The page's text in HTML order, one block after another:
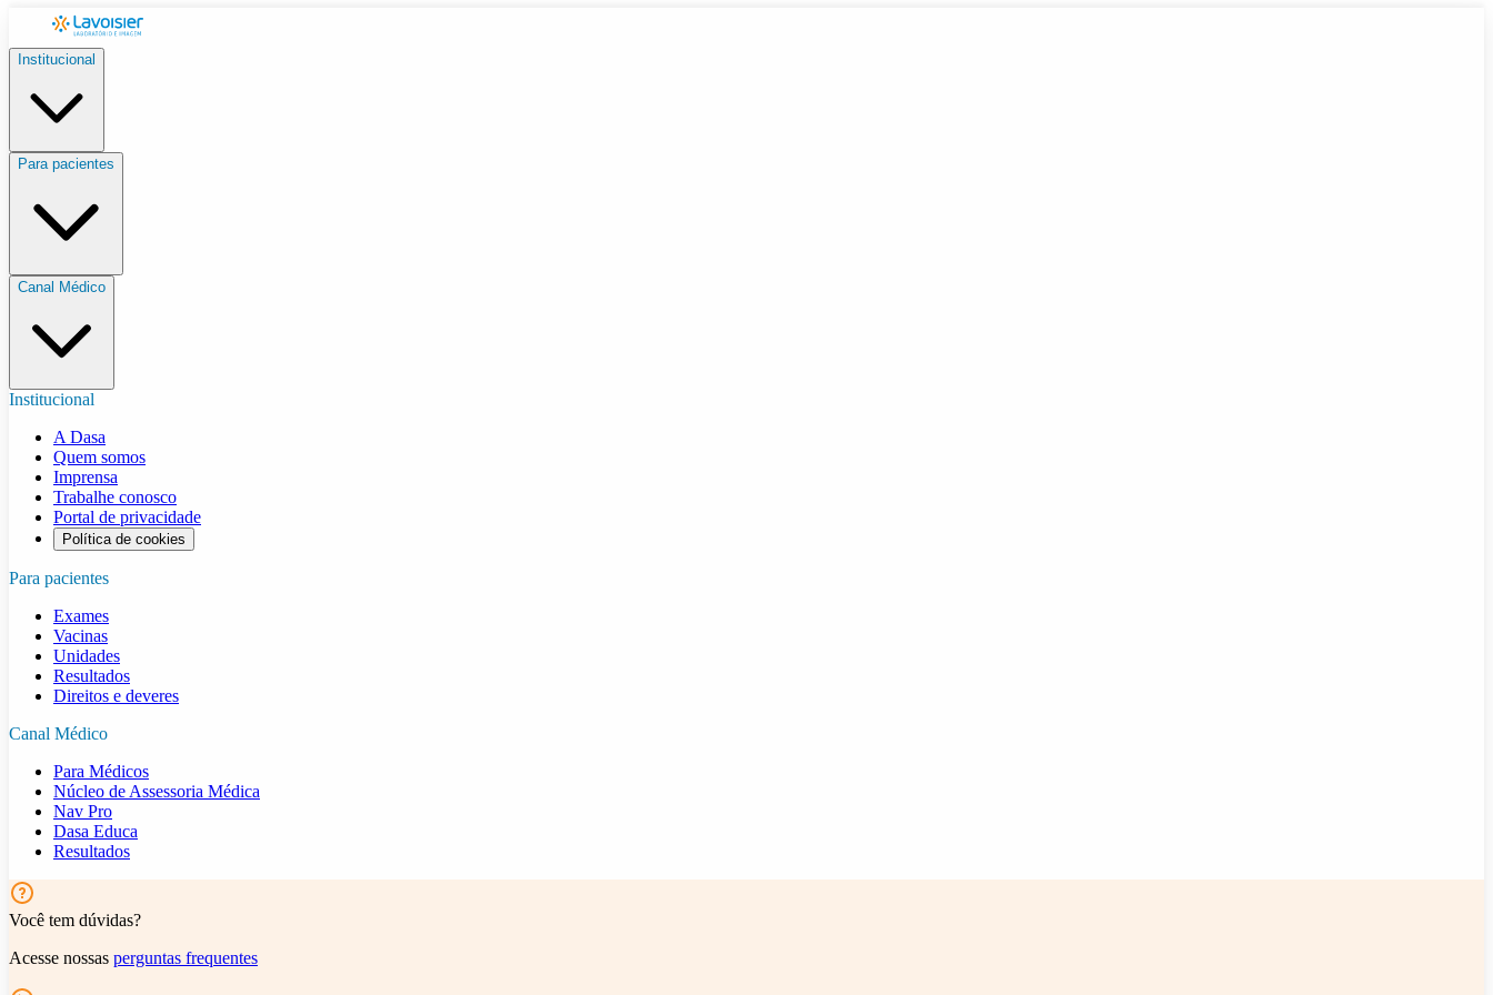
Institucional
Para pacientes
Canal Médico
Institucional
A Dasa
Quem somos
Imprensa
Trabalhe conosco
Portal de privacidade
Política de cookies
Para pacientes
Exames
Vacinas
Unidades
Resultados
Direitos e deveres
Canal Médico
Para Médicos
Núcleo de Assessoria Médica
Nav Pro
Dasa Educa
Resultados
Você tem dúvidas?
Acesse nossas perguntas frequentes